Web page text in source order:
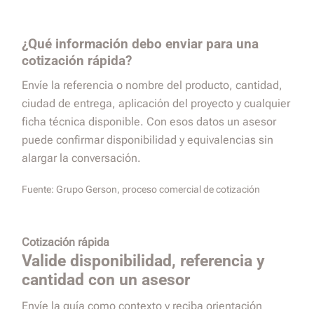
¿Qué información debo enviar para una
cotización rápida?
Envíe la referencia o nombre del producto, cantidad,
ciudad de entrega, aplicación del proyecto y cualquier
ficha técnica disponible. Con esos datos un asesor
puede confirmar disponibilidad y equivalencias sin
alargar la conversación.
Fuente: Grupo Gerson, proceso comercial de cotización
Cotización rápida
Valide disponibilidad, referencia y
cantidad con un asesor
Envíe la guía como contexto y reciba orientación